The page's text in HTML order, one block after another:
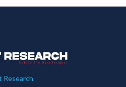
Research